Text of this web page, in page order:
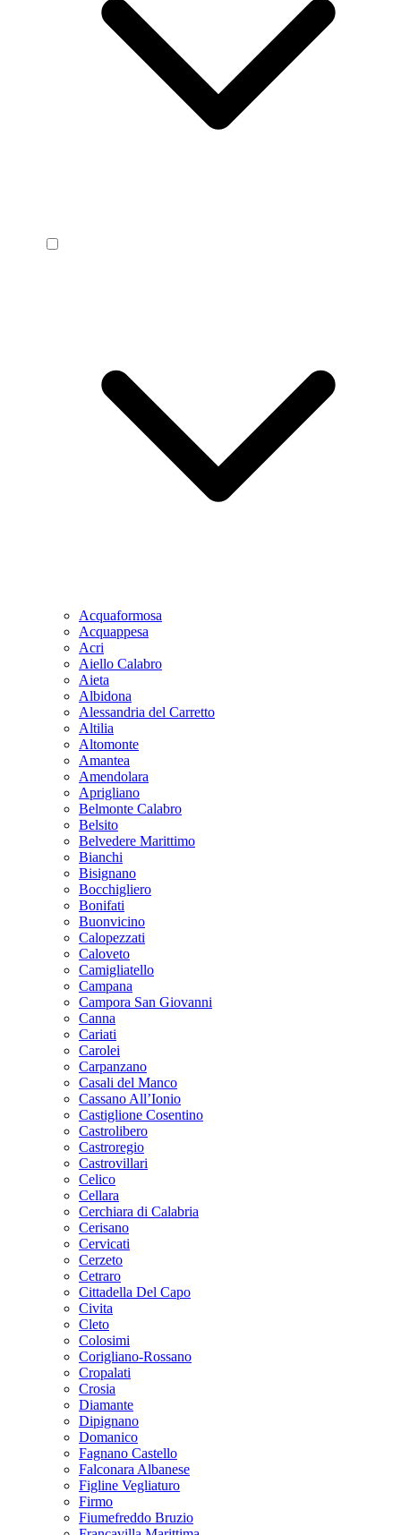
Acquaformosa
Acquappesa
Acri
Aiello Calabro
Aieta
Albidona
Alessandria del Carretto
Altilia
Altomonte
Amantea
Amendolara
Aprigliano
Belmonte Calabro
Belsito
Belvedere Marittimo
Bianchi
Bisignano
Bocchigliero
Bonifati
Buonvicino
Calopezzati
Caloveto
Camigliatello
Campana
Campora San Giovanni
Canna
Cariati
Carolei
Carpanzano
Casali del Manco
Cassano All’Ionio
Castiglione Cosentino
Castrolibero
Castroregio
Castrovillari
Celico
Cellara
Cerchiara di Calabria
Cerisano
Cervicati
Cerzeto
Cetraro
Cittadella Del Capo
Civita
Cleto
Colosimi
Corigliano-Rossano
Cropalati
Crosia
Diamante
Dipignano
Domanico
Fagnano Castello
Falconara Albanese
Figline Vegliaturo
Firmo
Fiumefreddo Bruzio